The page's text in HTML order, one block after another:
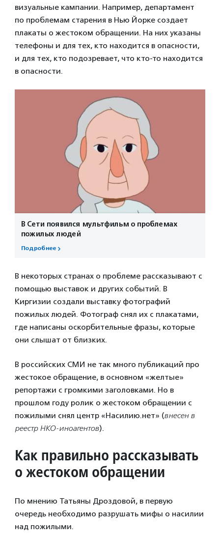
визуальные кампании. Например, департамент
по проблемам старения в Нью Йорке создает
плакаты о жестоком обращении. На них указаны
телефоны и для тех, кто находится в опасности,
и для тех, кто подозревает, что кто-то находится
в опасности.
В Сети появился мультфильм о проблемах
пожилых людей
Подробнее
В некоторых странах о проблеме рассказывают с
помощью выставок и других событий. В
Киргизии создали выставку фотографий
пожилых людей. Фотограф снял их с плакатами,
где написаны оскорбительные фразы, которые
они слышат от близких.
В российских СМИ не так много публикаций про
жестокое обращение, в основном «желтые»
репортажи с громкими заголовками. Но в
прошлом году ролик о жестоком обращении с
пожилыми снял центр «Насилию.нет» (внесен в
реестр НКО-иноагентов).
Как правильно рассказывать
о жестоком обращении
По мнению Татьяны Дроздовой, в первую
очередь необходимо разрушать мифы о насилии
над пожилыми.